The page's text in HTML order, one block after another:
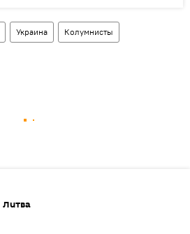
Украина Колумнисты
Литва